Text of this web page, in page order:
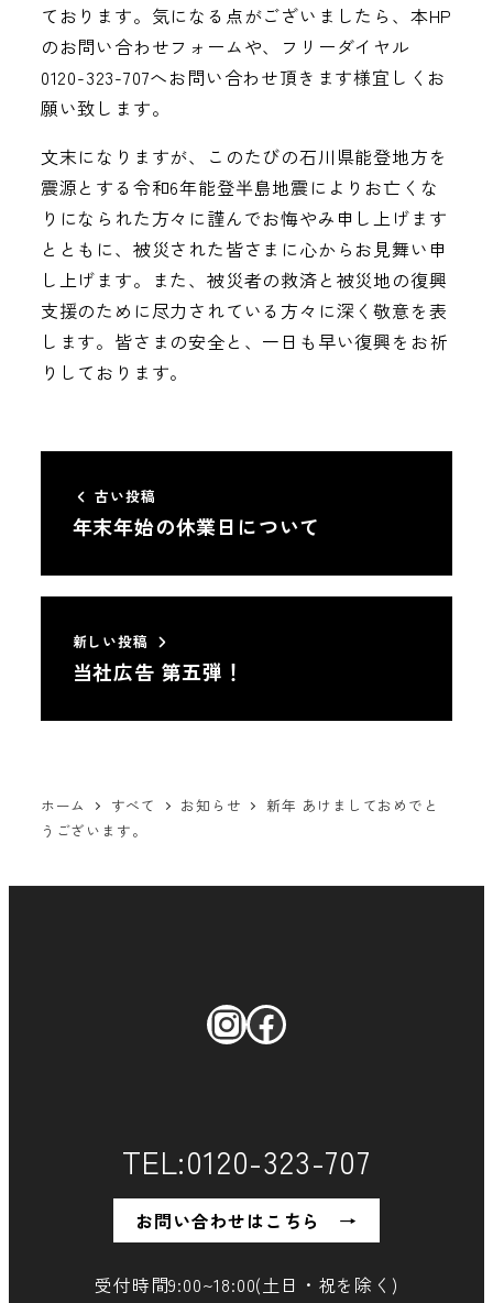
ております。気になる点がございましたら、本HP
のお問い合わせフォームや、フリーダイヤル
0120-323-707へお問い合わせ頂きます様宜しくお
願い致します。
文末になりますが、このたびの石川県能登地方を
震源とする令和6年能登半島地震によりお亡くな
りになられた方々に謹んでお悔やみ申し上げます
とともに、被災された皆さまに心からお見舞い申
し上げます。また、被災者の救済と被災地の復興
支援のために尽力されている方々に深く敬意を表
します。皆さまの安全と、一日も早い復興をお祈
りしております。
古い投稿
年末年始の休業日について
新しい投稿
当社広告 第五弾！
ホーム すべて お知らせ
新年 あけましておめでと
うございます。
InstagramFacebook
TEL:0120-323-707
お問い合わせはこちら →
受付時間9:00~18:00(土日・祝を除く)